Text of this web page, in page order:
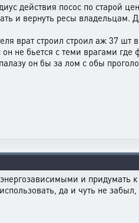
действия посос по старой
и вернуть ресы
врат строил строил аж 37 шт
не бьется с теми врагами где
он бы за лом с обы
и придумать
да и чуть не